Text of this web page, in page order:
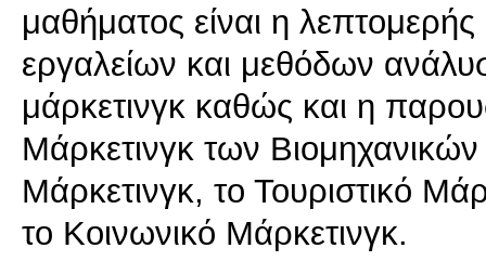
μαθήματος είναι η
εργαλείων και μεθόδων
μάρκετινγκ καθώς και η
Μάρκετινγκ των
Μάρκετινγκ, το Τουριστικό
το Κοινωνικό Μάρκετινγκ.